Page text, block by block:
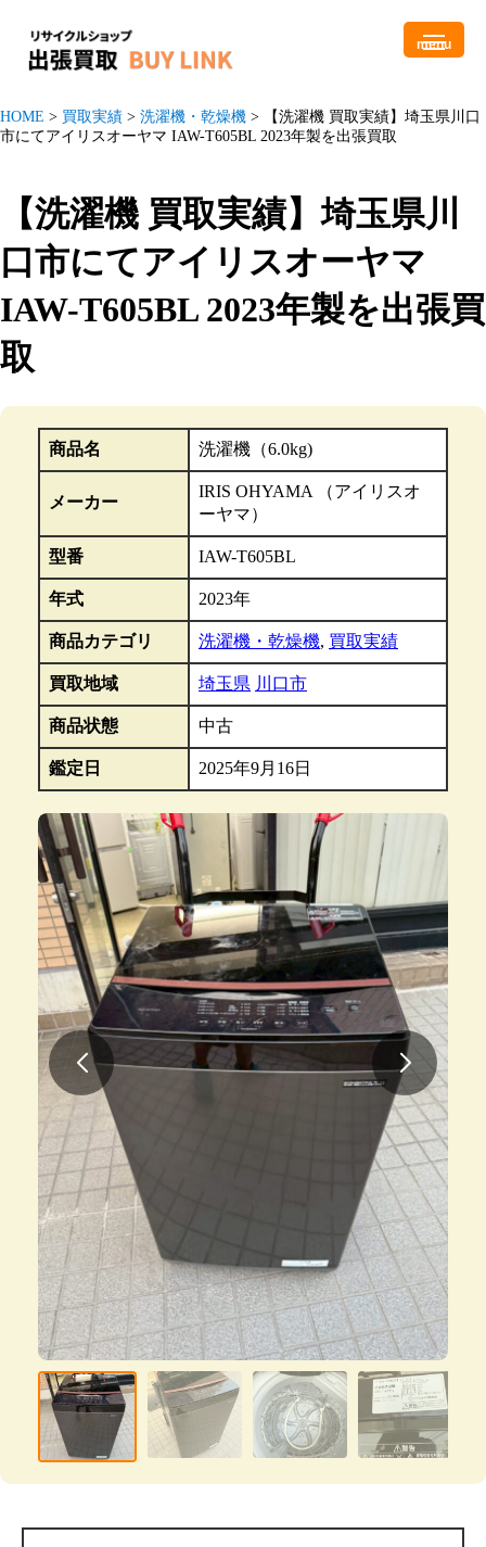
menu
HOME > 買取実績 > 洗濯機・乾燥機 >
【洗濯機 買取実績】埼玉県川口
市にてアイリスオーヤマ IAW-T605BL 2023年製を出張買取
【洗濯機 買取実績】埼玉県川
口市にてアイリスオーヤマ
IAW-T605BL 2023年製を出張買
取
商品名 洗濯機（6.0kg)
メーカー
IRIS OHYAMA （アイリスオ
ーヤマ）
型番 IAW-T605BL
年式 2023年
商品カテゴリ 洗濯機・乾燥機, 買取実績
買取地域 埼玉県 川口市
商品状態 中古
鑑定日 2025年9月16日